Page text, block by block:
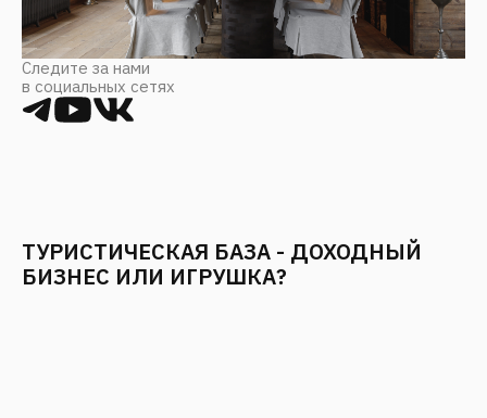
ТУРИСТИЧЕСКАЯ БАЗА - ДОХОДНЫЙ
На сегодняшний день туристическая база
отдыха подразумевает под собой комплекс